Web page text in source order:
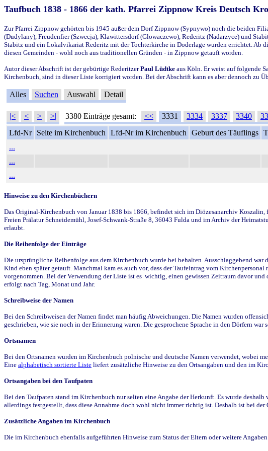
Taufbuch 1838 - 1866 der kath. Pfarrei Zippnow Kreis Deutsch
Zur Pfarrei Zippnow gehörten bis 1945 außer dem Dorf Zippnow (Sypnywo) noch die beiden
(Dudylany), Freudenfier (Szwecja), Klawittersdorf (Glowaczewo), Rederitz (Nadarzyce) und
Stabitz und ein Lokalvikariat Rederitz mit der Tochterkirche in Doderlage wurden errichtet. Ab
diesen Gemeinden - wohl noch aus traditionellen Gründen - in Zippnow getauft worden.
Autor dieser Abschrift ist der gebürtige RederitzerPaul Lüdtke aus Köln. Er weist auf folgende
Kirchenbuch, sind in dieser Liste korrigiert worden. Bei der Abschrift kann es aber dennoch zu
Alles Suchen Auswahl Detail
|< < > >| 3380 Einträge gesamt: << 3331 3334 3337 3340
Lfd-Nr
Seite im Kirchenbuch Lfd-Nr im Kirchenbuch Geburt des Täuflings
...
...
...
Hinweise zu den Kirchenbüchern
Das Original-Kirchenbuch von Januar 1838 bis 1866, befindet sich im Diözesanarchiv
Freien Prälatur Schneidemühl, Josef-Schwank-Straße 8, 36043 Fulda und im Archiv der
erlaubt.
Die Reihenfolge der Einträge
Die ursprüngliche Reihenfolge aus dem Kirchenbuch wurde bei behalten. Ausschlaggebend
Kind eben später getauft. Manchmal kam es auch vor, dass der Taufeintrag vom
vorgenommen. Bei der Verwendung der Liste ist es wichtig, einen gewissen Zeitraum davor
erfolgt nach Tag, Monat und Jahr.
Schreibweise der Namen
Bei den Schreibweisen der Namen findet man häufig Abweichungen. Die Namen wurden
geschrieben, wie sie noch in der Erinnerung waren. Die gesprochene Sprache in den Dörfern
Ortsnamen
Bei den Ortsnamen wurden im Kirchenbuch polnische und deutsche Namen verwendet, wobei
Eine alphabetisch sortierte Liste liefert zusätzliche Hinweise zu den Ortsangaben und den im
Ortsangaben bei den Taufpaten
Bei den Taufpaten stand im Kirchenbuch nur selten eine Angabe der Herkunft. Es wurde
allerdings festgestellt, dass diese Annahme doch wohl nicht immer richtig ist. Deshalb ist bei
Zusätzliche Angaben im Kirchenbuch
Die im Kirchenbuch ebenfalls aufgeführten Hinweise zum Status der Eltern oder weitere